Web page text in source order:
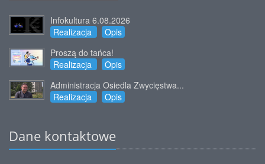
Infokultura 6.08.2026
Realizacja
Opis
Proszą do tańca!
Realizacja
Opis
Administracja Osiedla Zwycięstwa...
Realizacja
Opis
Dane kontaktowe